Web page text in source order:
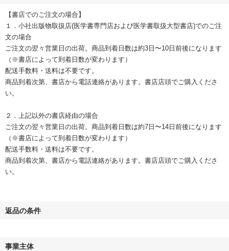
【書店でのご注文の場合】
１．小社出版物取扱店(医学書専門店および医学書取扱大型書店)でのご注
文の場合
ご注文の翌々営業日の出荷。商品到着日数は約3日〜10日前後になります
（※書店によって到着日数が変わります）
配送手数料・送料は不要です。
商品到着次第、書店から電話連絡があります。書店店頭でご購入くださ
い。
２．上記以外の書店経由の場合
ご注文の翌々営業日の出荷。商品到着日数は約7日〜14日前後になります
（※書店によって到着日数が変わります）
配送手数料・送料は不要です。
商品到着次第、書店から電話連絡があります。書店店頭でご購入くださ
い。
返品の条件
事業主体